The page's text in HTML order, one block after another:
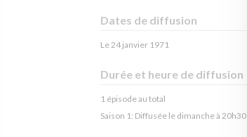
Dates de diffusion
Le 24 janvier 1971
Durée et heure de diffusion
1 épisode au total
Saison 1: Diffusée le dimanche à 20h30